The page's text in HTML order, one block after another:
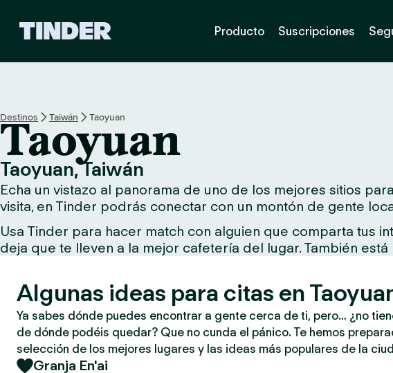
I
n
c
i
o
Producto Suscripciones
Destinos Taiwán Taoyuan
Taoyuan
Taoyuan, Taiwán
Echa un vistazo al panorama de uno de los mejores sitios
visita, en Tinder podrás conectar con un montón de gente
Usa Tinder para hacer match con alguien que comparta tus
deja que te lleven a la mejor cafetería del lugar. También
Algunas ideas para citas en
Ya sabes dónde puedes encontrar a gente cerca de ti, pero… ¿no
de dónde podéis quedar? Que no cunda el pánico. Te hemos
selección de los mejores lugares y las ideas más populares de la
Granja En'ai